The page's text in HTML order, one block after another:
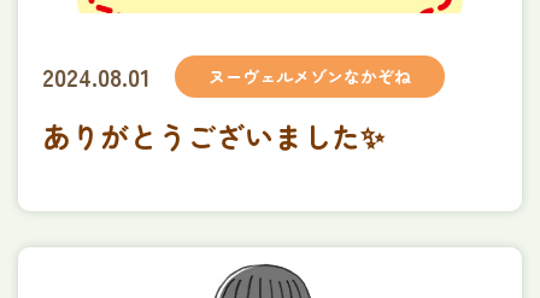
2024.08.01 ヌーヴェルメゾンなかぞね
ありがとうございました✨